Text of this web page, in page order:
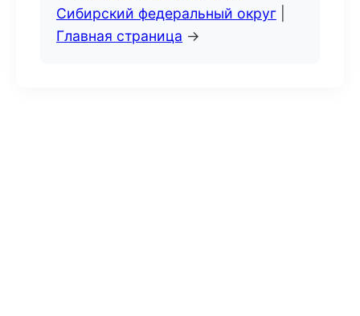
Сибирский федеральный округ
Главная страница →